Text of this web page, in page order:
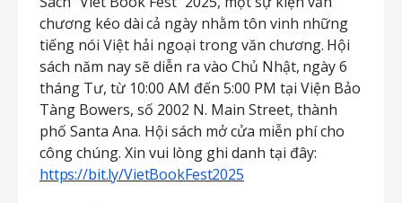
chương kéo dài cả ngày nhằm tôn vinh những
tiếng nói Việt hải ngoại trongvăn chương. Hội
sách năm naysẽdiễn ra vào Chủ Nhật, ngày6
tháng Tư, từ 10:00 AM đến 5:00 PM tại Viện Bảo
Tàng Bowers, số 2002 N. Main Street, thành
phố Santa Ana. Hội sách mở cửa miễn phí cho
công chúng. Xin vui lòng ghi danh tại đây:
https://bit.ly/VietBookFest2025